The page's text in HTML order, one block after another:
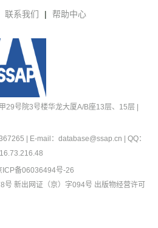
联系我们 | 帮助中心
29号院3号楼华龙大厦A/B座13层、15层 |
| E-mail：database@ssap.cn | QQ：
ICP备06036494号-26
号 新出网证（京）字094号 出版物经营许可